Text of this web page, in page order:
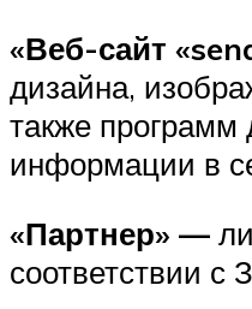
«Веб-сайт
дизайна,
также
информации в
«Партнер» —
соответствии с